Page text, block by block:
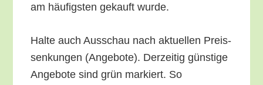
am häu­figs­ten gekauft wurde.
Hal­te auch Aus­schau nach aktu­el­len Preis­
sen­kun­gen (Ange­bo­te). Der­zei­tig güns­ti­ge
Ange­bo­te sind grün mar­kiert. So